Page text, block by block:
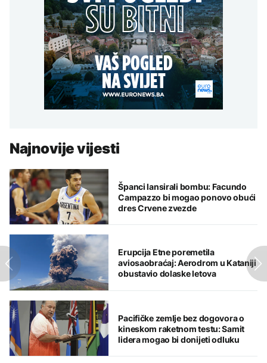
Najnovije vijesti
Španci lansirali bombu: Facundo
Campazzo bi mogao ponovo obući
dres Crvene zvezde
Erupcija Etne poremetila
aviosaobraćaj: Aerodrom u Kataniji
obustavio dolaske letova
Pacifičke zemlje bez dogovora o
kineskom raketnom testu: Samit
lidera mogao bi donijeti odluku